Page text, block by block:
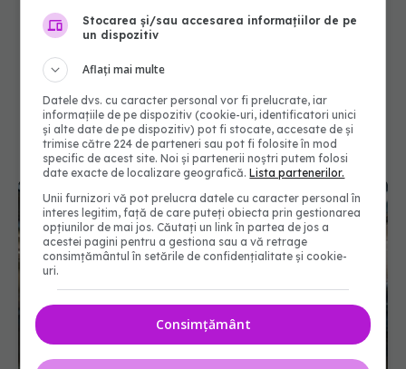
Stocarea și/sau accesarea informațiilor de pe
un dispozitiv
Aflați mai multe
Datele dvs. cu caracter personal vor fi prelucrate, iar
informațiile de pe dispozitiv (cookie-uri, identificatori unici
și alte date de pe dispozitiv) pot fi stocate, accesate de și
trimise către 224 de parteneri sau pot fi folosite în mod
specific de acest site. Noi și partenerii noștri putem folosi
date exacte de localizare geografică.Lista partenerilor.
Unii furnizori vă pot prelucra datele cu caracter personal în
interes legitim, față de care puteți obiecta prin gestionarea
opțiunilor de mai jos. Căutați un link în partea de jos a
acestei pagini pentru a gestiona sau a vă retrage
consimțământul în setările de confidențialitate și cookie-
uri.
Consimțământ